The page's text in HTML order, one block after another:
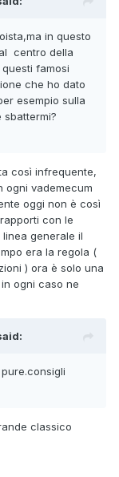
in questo
centro della
famosi
che ho dato
esempio sulla
così infrequente,
ogni vademecum
oggi non è così
con le
generale il
era la regola (
) ora è solo una
ogni caso ne
classico